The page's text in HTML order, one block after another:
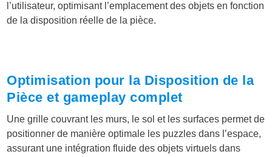
l’utilisateur, optimisant l’emplacement des objets en fonction
de la disposition réelle de la pièce.
Optimisation pour la Disposition de la
Pièce et gameplay complet
Une grille couvrant les murs, le sol et les surfaces permet de
positionner de manière optimale les puzzles dans l’espace,
assurant une intégration fluide des objets virtuels dans